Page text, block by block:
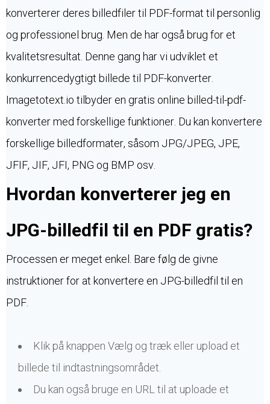
konverterer deres billedfiler til PDF-format til personlig
og professionel brug. Men de har også brug for et
kvalitetsresultat. Denne gang har vi udviklet et
konkurrencedygtigt billede til PDF-konverter.
Imagetotext.io tilbyder en gratis online billed-til-pdf-
konverter med forskellige funktioner. Du kan konvertere
forskellige billedformater, såsom JPG/JPEG, JPE,
JFIF, JIF, JFI, PNG og BMP osv.
Hvordan konverterer jeg en
JPG-billedfil til en PDF gratis?
Processen er meget enkel. Bare følg de givne
instruktioner for at konvertere en JPG-billedfil til en
PDF.
Klik på knappen Vælg og træk eller upload et
billede til indtastningsområdet.
Du kan også bruge en URL til at uploade et